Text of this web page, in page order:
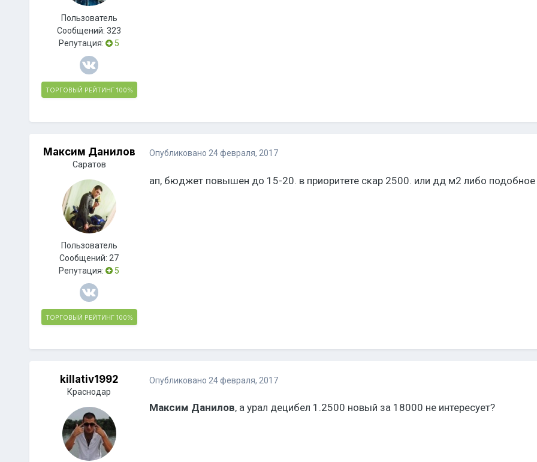
Пользователь
Сообщений:323
Репутация:
5
ТОРГОВЫЙ РЕЙТИНГ 100%
Максим Данилов
Саратов
Пользователь
Сообщений:27
Репутация:
5
ТОРГОВЫЙ РЕЙТИНГ 100%
Опубликовано 24 февраля, 2017
ап, бюджет повышен до 15-20. в приоритете скар 2500. или дд м2 либо подобное
killativ1992
Краснодар
Опубликовано 24 февраля, 2017
Максим Данилов, а урал децибел 1.2500 новый за 18000 не интересует?